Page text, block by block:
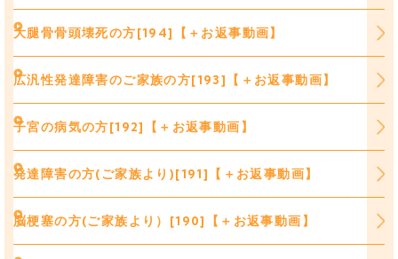
大腿骨骨頭壊死の方[194]【＋お返事動画】
広汎性発達障害のご家族の方[193]【＋お返事動画】
子宮の病気の方[192]【＋お返事動画】
発達障害の方(ご家族より)[191]【＋お返事動画】
脳梗塞の方(ご家族より）[190]【＋お返事動画】